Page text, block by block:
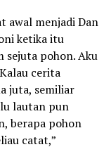
awal menjadi Dan
ketika itu
sejuta pohon. Aku
cerita
juta, semiliar
lautan pun
berapa pohon
catat,”